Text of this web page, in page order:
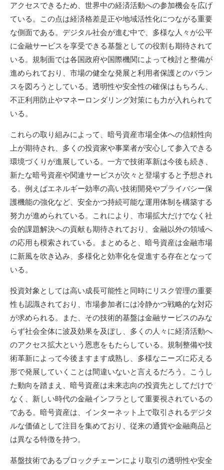
アクセスできるため、世界中の経済活動への参加機会を広げ
ている。この点は経済格差是正や地域活性化につながる重要
な側面である。デジタル社会が進む中で、多様な人々が公平
に金融サービスを享受できる基盤としての役割も期待されて
いる。規制面では各国政府や国際機関によって検討と整備が
進められており、市場の健全な発展と利用者保護とのバラン
スを図ろうとしている。透明性や安全性の確保はもちろん、
不正利用防止やマネーロンダリング対策にも力が入れられて
いる。
これらの取り組みによって、暗号資産市場全体への信頼性向
上が期待され、多くの投資家や事業者が安心して参入できる
環境づくりが進展している。一方で技術革新は今後も続き、
新たな暗号資産や関連サービスが次々と登場すると予想され
る。例えばエネルギー効率の高い技術開発やプライバシー保
護機能の強化など、安全かつ持続可能な運用体制を構築する
努力が進められている。これにより、市場拡大だけでなく社
会的課題解決への貢献も期待されており、金融以外の領域へ
の応用も模索されている。まとめると、暗号資産は金融市場
に新風を吹き込み、多様化と効率化を促進する存在となって
いる。
投資対象としては高い成長可能性と同時にリスク管理の重要
性も認識されており、市場参加者には冷静かつ戦略的な対応
が求められる。また、その技術的基盤は金融サービスのみな
らず社会全体に波及効果を及ぼし、多くの人々に経済活動へ
のアクセス拡大という恩恵をもたらしている。規制整備や技
術革新によって今後ますます成熟し、多様なニーズに応える
形で発展していくことは間違いないと言えるだろう。こうし
た動向を踏まえ、暗号資産は未来志向の投資先としてだけで
なく、新しい時代の金融インフラとして重要視されているの
である。暗号資産は、インターネット上で取引されるデジタ
ルな価値として注目を集めており、従来の通貨や金融商品と
は異なる特徴を持つ。
基盤技術であるブロックチェーンにより取引の透明性や安全